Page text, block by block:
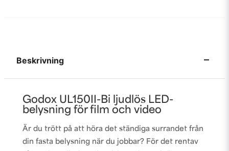
Beskrivning
Godox UL150II-Bi ljudlös LED-
belysning för film och video
Är du trött på att höra det ständiga surrandet från
din fasta belysning när du jobbar? För det rentav